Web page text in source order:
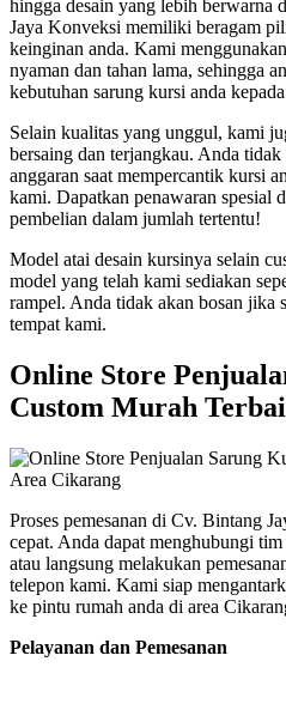
hingga desain yang lebih berwarna
Jaya Konveksi memiliki beragam
keinginan anda. Kami
nyaman dan tahan lama, sehingga
kebutuhan sarung kursi anda
Selain kualitas yang unggul, kami
bersaing dan terjangkau. Anda
anggaran saat mempercantik kursi
kami. Dapatkan penawaran spesial
pembelian dalam jumlah tertentu!
Model atai desain kursinya selain
model yang telah kami sediakan
rampel. Anda tidak akan bosan jika
tempat kami.
Online Store
Custom Murah
Proses pemesanan di Cv. Bintang
cepat. Anda dapat menghubungi
atau langsung melakukan
telepon kami. Kami siap
ke pintu rumah anda di area
Pelayanan dan Pemesanan